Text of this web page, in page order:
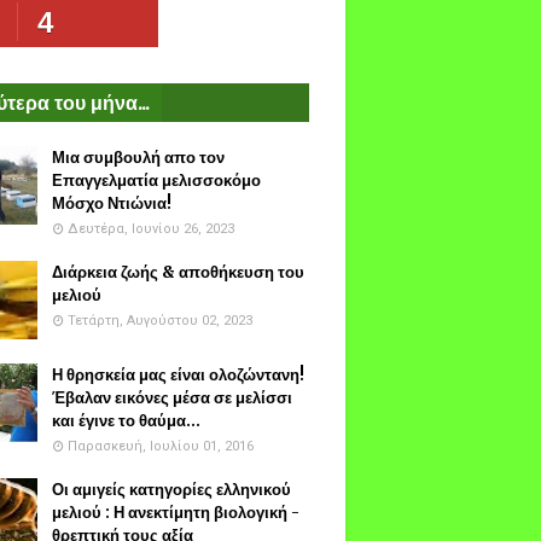
4
του μήνα...
Μια συμβουλή απο τον
Επαγγελματία μελισσοκόμο
Μόσχο Ντιώνια!
Δευτέρα, Ιουνίου 26, 2023
Διάρκεια ζωής & αποθήκευση του
μελιού
Τετάρτη, Αυγούστου 02, 2023
Η θρησκεία μας είναι ολοζώντανη!
Έβαλαν εικόνες μέσα σε μελίσσι
και έγινε το θαύμα...
Παρασκευή, Ιουλίου 01, 2016
Οι αμιγείς κατηγορίες ελληνικού
μελιού : Η ανεκτίμητη βιολογική -
θρεπτική τους αξία